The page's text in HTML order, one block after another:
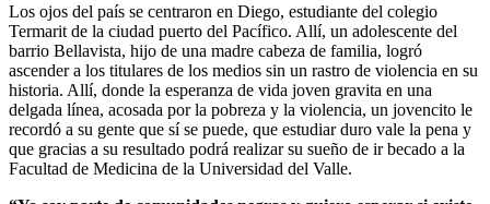
Los ojos del país se centraron en Diego, estudiante del colegio
Termarit de la ciudad puerto del Pacífico. Allí, un adolescente del
barrio Bellavista, hijo de una madre cabeza de familia, logró
ascender a los titulares de los medios sin un rastro de violencia en su
historia. Allí, donde la esperanza de vida joven gravita en una
delgada línea, acosada por la pobreza y la violencia, un jovencito le
recordó a su gente que sí se puede, que estudiar duro vale la pena y
que gracias a su resultado podrá realizar su sueño de ir becado a la
Facultad de Medicina de la Universidad del Valle.